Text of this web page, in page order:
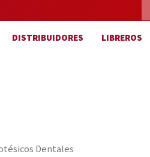
DISTRIBUIDORES LIBREROS
Dentales